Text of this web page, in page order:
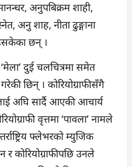
अनुपबिक्रम शाही,
अनु शाह, नीता ढुङ्गाना
छन् ।
दुई चलचित्रमा समेत
छिन् । कोरियोग्राफीसँगै
अघि सार्दै आएकी आचार्य
वृत्तमा ‘पावला’ नामले
फ्लेभरको म्युजिक
कोरियोग्राफीपछि उनले